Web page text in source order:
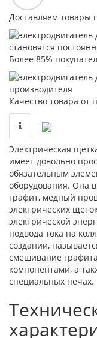
Доставляем товары
Более 85%
Качество товара от
Электрическая
имеет довольно
обязательным
оборудования. Она
графит, медный
электрических
электрической
подвода тока на
создании,
смешивание
компонентами, а
специальных печах.